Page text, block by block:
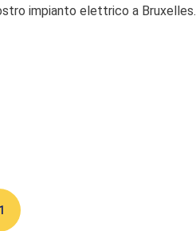
impianto elettrico a Bruxelles.